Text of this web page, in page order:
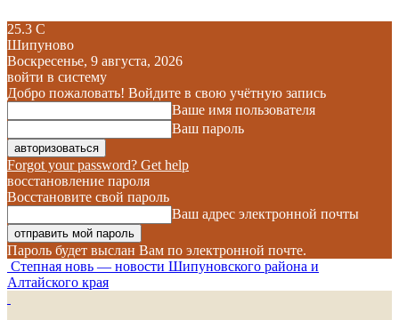
25.3 C
Шипуново
Воскресенье, 9 августа, 2026
войти в систему
Добро пожаловать! Войдите в свою учётную запись
Ваше имя пользователя
Ваш пароль
Forgot your password? Get help
восстановление пароля
Восстановите свой пароль
Ваш адрес электронной почты
Пароль будет выслан Вам по электронной почте.
Степная новь — новости Шипуновского района и
Алтайского края